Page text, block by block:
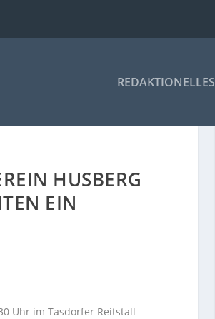
REDAKTIONELLES
HUSBERG
EIN
Uhr im Tasdorfer Reitstall